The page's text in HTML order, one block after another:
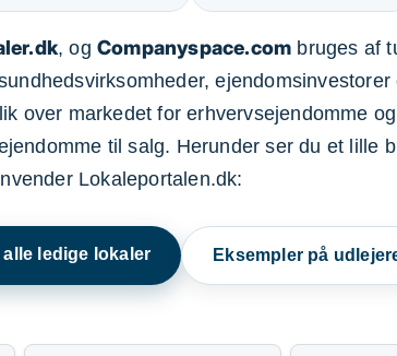
, og Companyspace.com bruges af
ejendomsinvestorer
over markedet for erhvervsejendomme
til salg. Herunder ser du et lille
Lokaleportalen.dk:
alle ledige lokaler Eksempler på